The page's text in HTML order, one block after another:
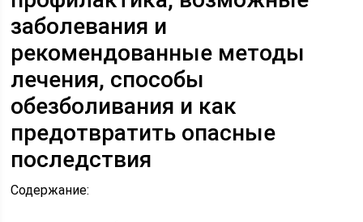
заболевания и
рекомендованные методы
лечения, способы
обезболивания и как
предотвратить опасные
последствия
Содержание: